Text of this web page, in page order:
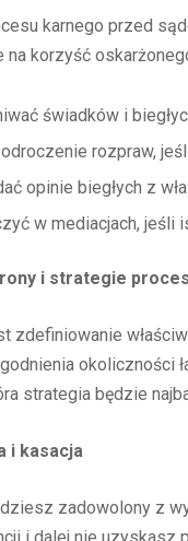
karnego przed
na korzyść
świadków i
rozpraw,
opinie biegłych z
w mediacjach, jeśli
i strategie
zdefiniowanie
okoliczności
strategia będzie
i kasacja
zadowolony z